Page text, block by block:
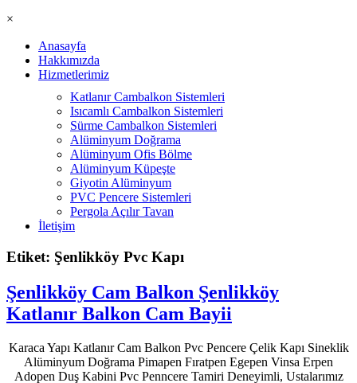
×
Anasayfa
Hakkımızda
Hizmetlerimiz
Katlanır Cambalkon Sistemleri
Isıcamlı Cambalkon Sistemleri
Sürme Cambalkon Sistemleri
Alüminyum Doğrama
Alüminyum Ofis Bölme
Alüminyum Küpeşte
Giyotin Alüminyum
PVC Pencere Sistemleri
Pergola Açılır Tavan
İletişim
Etiket: Şenlikköy Pvc Kapı
Şenlikköy Cam Balkon Şenlikköy
Katlanır Balkon Cam Bayii
Karaca Yapı Katlanır Cam Balkon Pvc Pencere Çelik Kapı Sineklik
Alüminyum Doğrama Pimapen Fıratpen Egepen Vinsa Erpen
Adopen Duş Kabini Pvc Penncere Tamiri Deneyimli, Ustalarımız